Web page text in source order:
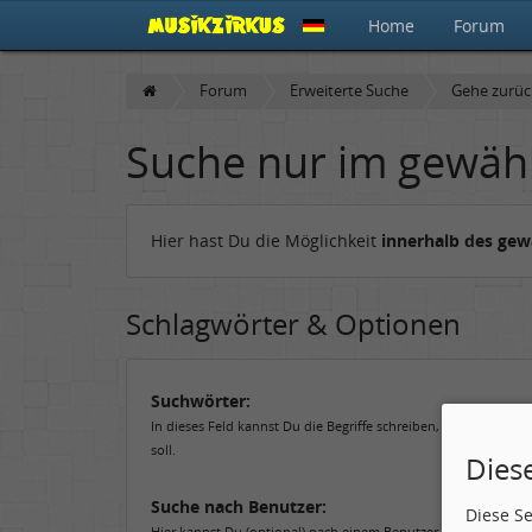
Home Forum
Forum Erweiterte Suche Gehe
Suche nur im
Hier hast Du die Möglichkeit innerhalb des
Schlagwörter & Optionen
Suchwörter:
In dieses Feld kannst Du die Begriffe schreiben, nach denen
soll.
Suche nach Benutzer:
Diese